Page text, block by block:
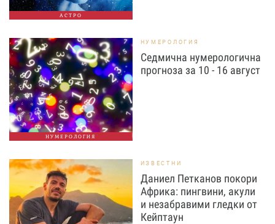
АСТРО
НУМЕРОЛОГИЯ
НУМЕРОЛОГИЯ
Седмична нумерологична
прогноза за 10 - 16 август
ИЗВЕСТНИ
Даниел Петканов покори
Африка: пингвини, акули
и незабравими гледки от
Кейптаун